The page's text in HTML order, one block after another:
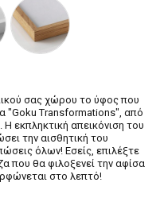
σας χώρου το ύφος που
"Goku Transformations", από
εκπληκτική απεικόνιση του
την αισθητική του
όλων! Εσείς, επιλέξτε
που θα φιλοξενεί την αφίσα
στο λεπτό!